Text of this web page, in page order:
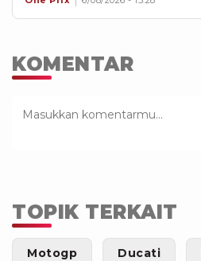
KOMENTAR
TOPIK TERKAIT
Motogp Ducati